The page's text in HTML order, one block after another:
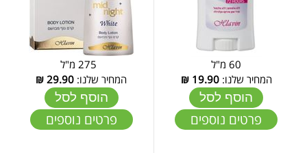
60 מ"ל
המחיר שלנו:19.90
₪
הוסף לסל
פרטים נוספים
המחיר שלנו: 29.90
₪
הוסף לסל
פרטים נוספים